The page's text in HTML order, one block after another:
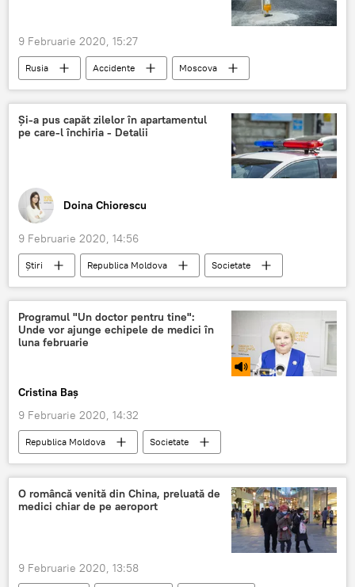
9 Februarie 2020, 15:27
Rusia Accidente
Moscova
avion
aterizare forată
Și-a pus capăt zilelor în apartamentul
pe care-l închiria - Detalii
Doina Chiorescu
9 Februarie 2020, 14:56
Știri Republica Moldova
Societate
apartament
Detalii
Programul "Un doctor pentru tine":
Unde vor ajunge echipele de medici în
luna februarie
Cristina Baș
9 Februarie 2020, 14:32
Republica Moldova
Societate
Podcasturi
Podcasturi
Medicină
campania ”Un doctor pentru tine
medici
sate
Guvernul Chicu
O româncă venită din China, preluată de
medici chiar de pe aeroport
9 Februarie 2020, 13:58